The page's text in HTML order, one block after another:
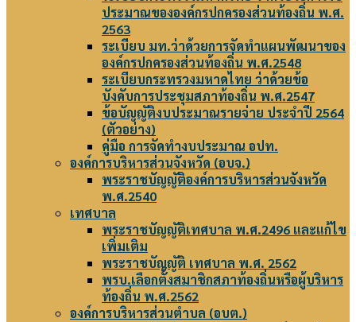
ประมาณขององค์กรปกครองส่วนท้องถิ่น พ.ศ.
2563
ระเบียบ มท.ว่าด้วยการจัดทำแผนพัฒนาของ
องค์กรปกครองส่วนท้องถิ่น พ.ศ.2548
ระเบียบกระทรวงมหาดไทย ว่าด้วยข้อ
บังคับการประชุมสภาท้องถิ่น พ.ศ.2547
ข้อบัญญัติงบประมาณรายจ่าย ประจำปี 2564
(ตัวอย่าง)
คู่มือ การจัดทำงบประมาณ อปท.
องค์การบริหารส่วนจังหวัด (อบจ.)
พระราชบัญญัติองค์การบริหารส่วนจังหวัด
พ.ศ.2540
เทศบาล
พระราชบัญญัติเทศบาล พ.ศ.2496 และแก้ไข
เพิ่มเติม
พระราชบัญญัติ เทศบาล พ.ศ. 2562
พรบ.เลือกตั้งสมาชิกสภาท้องถิ่นหรือผู้บริหาร
ท้องถิ่น พ.ศ.2562
องค์การบริหารส่วนตำบล (อบต.)